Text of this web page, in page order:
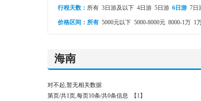
行程天数： 所有 3日游及以下 4日游 5日游 6日游 7日
价格区间： 所有 5000元以下 5000-8000元 8000-1万 1
海南
对不起,暂无相关数据
第页/共1页,每页10条/共0条信息
【1】